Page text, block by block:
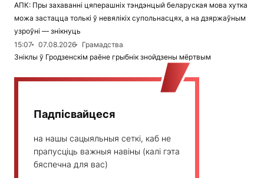
АПК: Пры захаванні цяперашніх тэндэнцый беларуская мова хутка
можа застацца толькі ў невялікіх супольнасцях, а на дзяржаўным
узроўні — знікнуць
15:07
07.08.2026
Грамадства
Зніклы ў Гродзенскім раёне грыбнік знойдзены мёртвым
Падпісвайцеся
на нашы сацыяльныя сеткі, каб не
прапусціць важныя навіны (калі гэта
бяспечна для вас)